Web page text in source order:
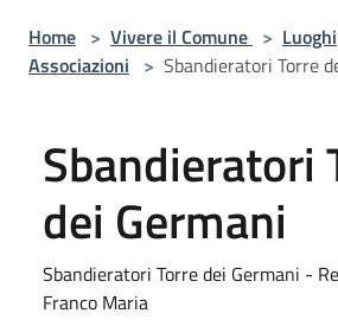
Home > Vivere il Comune > Luoghi
Associazioni > Sbandieratori Torre
Sbandieratori
dei Germani
Sbandieratori Torre dei Germani -
Franco Maria